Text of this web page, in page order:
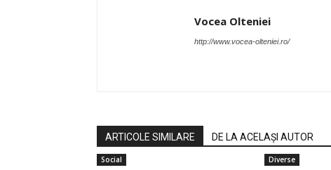
Vocea Olteniei
http://www.vocea-olteniei.ro/
ARTICOLE SIMILARE DE LA ACELAȘI AUTOR
Social Diverse